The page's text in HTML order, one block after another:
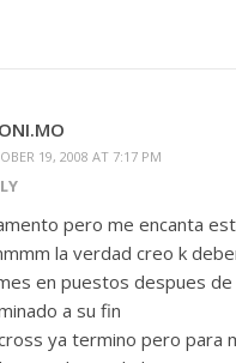
19, 2008 AT 7:17 PM
pero me encanta
la verdad creo k
en puestos despues
a su fin
ya termino pero para